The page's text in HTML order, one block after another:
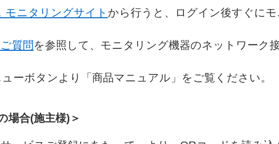
ニタリングサイト から行うと、ログイン後すぐに
質問 を参照して、モニタリング機器のネットワーク
ーボタンより「商品マニュアル」をご覧ください。
場合(施主様)＞